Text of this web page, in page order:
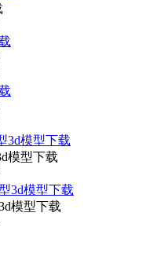
模型下载
模型下载